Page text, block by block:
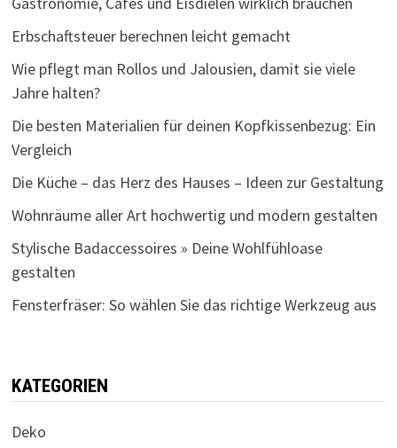
Erbschaftsteuer berechnen leicht gemacht
Wie pflegt man Rollos und Jalousien, damit sie viele
Jahre halten?
Die besten Materialien für deinen Kopfkissenbezug: Ein
Vergleich
Die Küche – das Herz des Hauses – Ideen zur Gestaltung
Wohnräume aller Art hochwertig und modern gestalten
Stylische Badaccessoires » Deine Wohlfühloase
gestalten
Fensterfräser: So wählen Sie das richtige Werkzeug aus
KATEGORIEN
Deko